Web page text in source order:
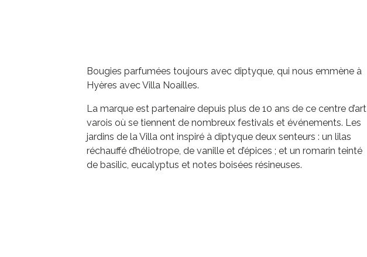
Bougies parfumées toujours avec diptyque, qui nous emmène à
Hyères avec Villa Noailles.
La marque est partenaire depuis plus de 10 ans de ce centre d’art
varois où se tiennent de nombreux festivals et événements. Les
jardins de la Villa ont inspiré à diptyque deux senteurs : un lilas
réchauffé d’héliotrope, de vanille et d’épices ; et un romarin teinté
de basilic, eucalyptus et notes boisées résineuses.